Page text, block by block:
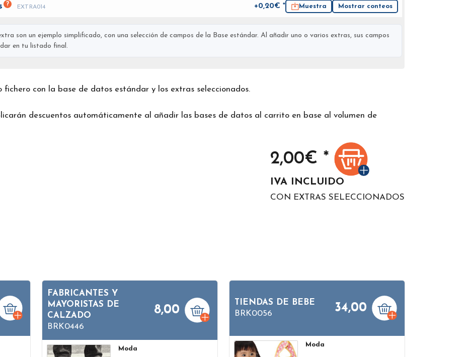
? EXTRA014 +0,20€ * Muestra Mostrar conteos
son un ejemplo simplificado, con una selección de campos de la Base estándar. Al añadir uno o varios extras, sus campos
en tu listado final.
con la base de datos estándar y los extras seleccionados.
descuentos automáticamente al añadir las bases de datos al carrito en base al volumen de
2,00€ *
IVA INCLUIDO
CON EXTRAS SELECCIONADOS
FABRICANTES Y
MAYORISTAS DE
CALZADO
BRK0446
8,00
Moda
TIENDAS DE BEBE
BRK0056
34,00
Moda